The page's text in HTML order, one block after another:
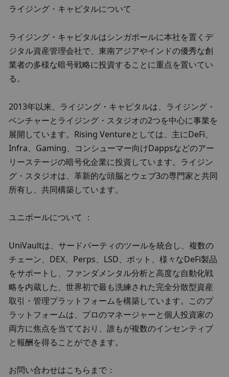
ライジング・キャピタルについて
ライジング・キャピタルはシンガポールに本社を置くデ
ジタル資産管理会社で、東南アジアやインドの優秀な創
業者の多様な暗号戦略に投資することに重点を置いてい
る。
2013年以来、ライジング・キャピタルは、ライジング・
ベンチャーとライジング・スタジオの2つを中心に事業を
展開しています。Rising Ventureとしては、主にDeFi、
Infra、Gaming、コンシューマー向けDappsなどのアー
リーステージの暗号化企業に投資しています。ライジン
グ・スタジオは、革新的な頭脳とウェブ3の専門家と共同
所有し、共同構築しています。
ユニボールについて ：
UniVaultは、サードパーティのツールを統合し、複数の
チェーン、DEX、Perps、LSD、ボット、様々なDeFi製品
をサポートし、ファンダメンタル分析と高度な自動化戦
略を内蔵した、世界初で最も洗練された完全分散型資産
取引・管理プラットフォームを構築しています。このプ
ラットフォームは、プロのマネージャーと個人投資家の
両方に焦点を当てており、誰もが複数のインセンティブ
と報酬を得ることができます。
お問い合わせはこちらまで：